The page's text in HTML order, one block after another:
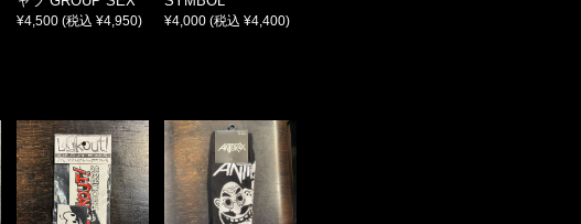
¥4,500 (税込 ¥4,950) ¥4,000 (税込 ¥4,400)